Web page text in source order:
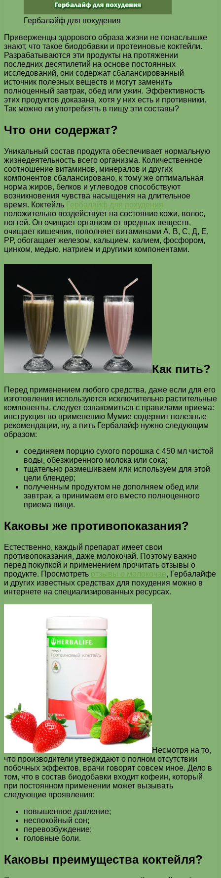
Гербалайф для похудения
Приверженцы здорового образа жизни не понаслышке
знают, что такое биодобавки и протеиновые коктейли.
Разрабатываются эти продукты на протяжении
последних десятилетий на основе постоянных
исследований, они содержат сбалансированный
источник полезных веществ и могут заменить
полноценный завтрак, обед или ужин. Эффективность
этих продуктов доказана, хотя у них есть и противники.
Так можно ли употреблять в пищу эти составы?
Что они содержат?
Уникальный состав продукта обеспечивает нормальную
жизнедеятельность всего организма. Количественное
соотношение витаминов, минералов и других
компонентов сбалансировано, к тому же оптимальная
норма жиров, белков и углеводов способствуют
возникновения чувства насыщения на длительное
время. Коктейль Гербалайф для похудения
положительно воздействует на состояние кожи, волос,
ногтей. Он очищает организм от вредных веществ,
очищает кишечник, пополняет витаминами А, В, С, Д, Е,
РР, обогащает железом, кальцием, калием, фосфором,
цинком, медью, натрием и другими компонентами.
Как пить?
Перед применением любого средства, даже если для его
изготовления используются исключительно растительные
компоненты, следует ознакомиться с правилами приема:
инструкция по применению Мумие содержит полезные
рекомендации, ну, а пить Гербалайф нужно следующим
образом:
соединяем порцию сухого порошка с 450 мл чистой
воды, обезжиренного молока или сока;
тщательно размешиваем или используем для этой
цели блендер;
полученным продуктом не дополняем обед или
завтрак, а принимаем его вместо полноценного
приема пищи.
Каковы же противопоказания?
Естественно, каждый препарат имеет свои
противопоказания, даже молокочай. Поэтому важно
перед покупкой и применением прочитать отзывы о
продукте. Просмотреть отзывы о молокочае, Гербалайфе
и других известных средствах для похудения можно в
интернете на специализированных ресурсах.
Несмотря на то,
что производители утверждают о полном отсутствии
побочных эффектов, врачи говорят совсем иное. Дело в
том, что в состав биодобавки входит кофеин, который
при постоянном применении может вызывать
следующие проявления:
повышенное давление;
неспокойный сон;
перевозбуждение;
головные боли.
Каковы преимущества коктейля?